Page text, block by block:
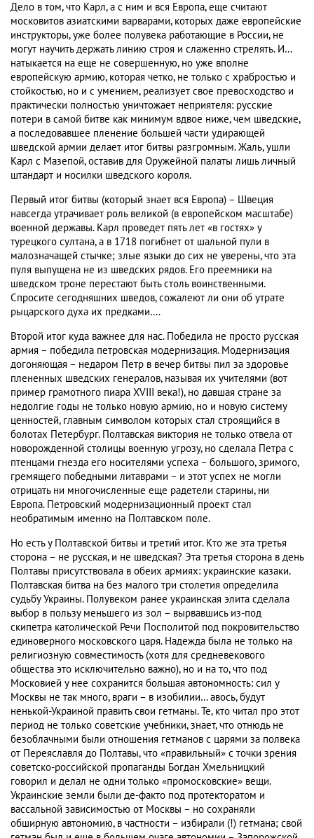
Дело в том, что Карл, а с ним и вся Европа, еще считают
московитов азиатскими варварами, которых даже европейские
инструкторы, уже более полувека работающие в России, не
могут научить держать линию строя и слаженно стрелять. И…
натыкается на еще не совершенную, но уже вполне
европейскую армию, которая четко, не только с храбростью и
стойкостью, но и с умением, реализует свое превосходство и
практически полностью уничтожает неприятеля: русские
потери в самой битве как минимум вдвое ниже, чем шведские,
а последовавшее пленение большей части удирающей
шведской армии делает итог битвы разгромным. Жаль, ушли
Карл с Мазепой, оставив для Оружейной палаты лишь личный
штандарт и носилки шведского короля.
Первый итог битвы (который знает вся Европа) – Швеция
навсегда утрачивает роль великой (в европейском масштабе)
военной державы. Карл проведет пять лет «в гостях» у
турецкого султана, а в 1718 погибнет от шальной пули в
малозначащей стычке; злые языки до сих не уверены, что эта
пуля выпущена не из шведских рядов. Его преемники на
шведском троне перестают быть столь воинственными.
Спросите сегодняшних шведов, сожалеют ли они об утрате
рыцарского духа их предками….
Второй итог куда важнее для нас. Победила не просто русская
армия – победила петровская модернизация. Модернизация
догоняющая – недаром Петр в вечер битвы пил за здоровье
плененных шведских генералов, называя их учителями (вот
пример грамотного пиара XVIII века!), но давшая стране за
недолгие годы не только новую армию, но и новую систему
ценностей, главным символом которых стал строящийся в
болотах Петербург. Полтавская виктория не только отвела от
новорожденной столицы военную угрозу, но сделала Петра с
птенцами гнезда его носителями успеха – большого, зримого,
гремящего победными литаврами – и этот успех не могли
отрицать ни многочисленные еще радетели старины, ни
Европа. Петровский модернизационный проект стал
необратимым именно на Полтавском поле.
Но есть у Полтавской битвы и третий итог. Кто же эта третья
сторона – не русская, и не шведская? Эта третья сторона в день
Полтавы присутствовала в обеих армиях: украинские казаки.
Полтавская битва на без малого три столетия определила
судьбу Украины. Полувеком ранее украинская элита сделала
выбор в пользу меньшего из зол – вырвавшись из-под
скипетра католической Речи Посполитой под покровительство
единоверного московского царя. Надежда была не только на
религиозную совместимость (хотя для средневекового
общества это исключительно важно), но и на то, что под
Московией у нее сохранится большая автономность: сил у
Москвы не так много, враги – в изобилии… авось, будут
ненькой-Украиной править свои гетманы. Те, кто читал про этот
период не только советские учебники, знает, что отнюдь не
безоблачными были отношения гетманов с царями за полвека
от Переяславля до Полтавы, что «правильный» с точки зрения
советско-российской пропаганды Богдан Хмельницкий
говорил и делал не одни только «промосковские» вещи.
Украинские земли были де-факто под протекторатом и
вассальной зависимостью от Москвы – но сохраняли
обширную автономию, в частности – избирали (!) гетмана; свой